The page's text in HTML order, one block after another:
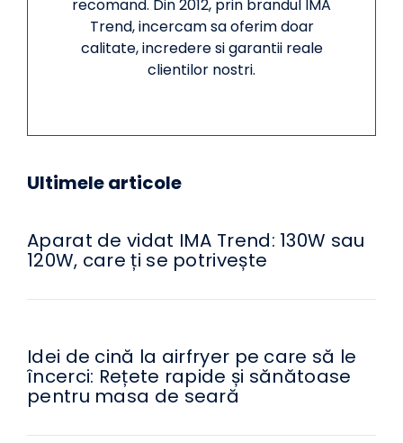
recomand. Din 2012, prin brandul IMA
Trend, incercam sa oferim doar
calitate, incredere si garantii reale
clientilor nostri.
Ultimele articole
Aparat de vidat IMA Trend: 130W sau
120W, care ți se potrivește
Idei de cină la airfryer pe care să le
încerci: Rețete rapide și sănătoase
pentru masa de seară